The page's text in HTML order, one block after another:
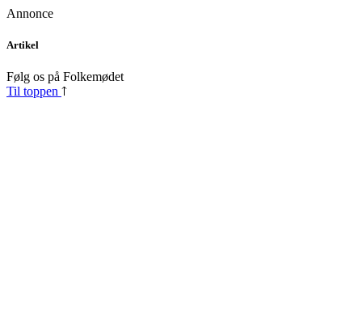
Annonce
Skip
content
Artikel
Følg os på Folkemødet
Til toppen